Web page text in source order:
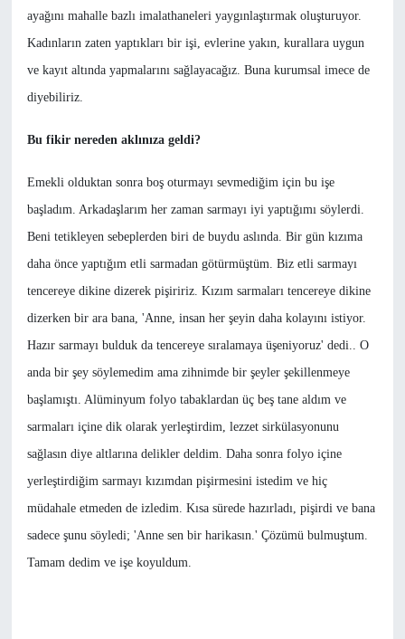
ayağını mahalle bazlı imalathaneleri yaygınlaştırmak oluşturuyor.
Kadınların zaten yaptıkları bir işi, evlerine yakın, kurallara uygun
ve kayıt altında yapmalarını sağlayacağız. Buna kurumsal imece de
diyebiliriz.
Bu fikir nereden aklınıza geldi?
Emekli olduktan sonra boş oturmayı sevmediğim için bu işe
başladım. Arkadaşlarım her zaman sarmayı iyi yaptığımı söylerdi.
Beni tetikleyen sebeplerden biri de buydu aslında. Bir gün kızıma
daha önce yaptığım etli sarmadan götürmüştüm. Biz etli sarmayı
tencereye dikine dizerek pişiririz. Kızım sarmaları tencereye dikine
dizerken bir ara bana, 'Anne, insan her şeyin daha kolayını istiyor.
Hazır sarmayı bulduk da tencereye sıralamaya üşeniyoruz' dedi.. O
anda bir şey söylemedim ama zihnimde bir şeyler şekillenmeye
başlamıştı. Alüminyum folyo tabaklardan üç beş tane aldım ve
sarmaları içine dik olarak yerleştirdim, lezzet sirkülasyonunu
sağlasın diye altlarına delikler deldim. Daha sonra folyo içine
yerleştirdiğim sarmayı kızımdan pişirmesini istedim ve hiç
müdahale etmeden de izledim. Kısa sürede hazırladı, pişirdi ve bana
sadece şunu söyledi; 'Anne sen bir harikasın.' Çözümü bulmuştum.
Tamam dedim ve işe koyuldum.